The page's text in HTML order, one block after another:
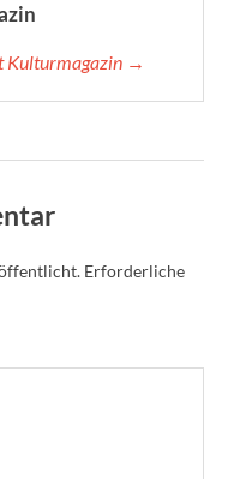
Kulturmagazin →
Erforderliche